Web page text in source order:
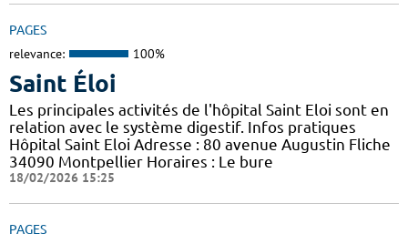
PAGES
relevance: 100%
Saint Éloi
Les principales activités de l'hôpital Saint Eloi sont en
relation avec le système digestif. Infos pratiques
Hôpital Saint Eloi Adresse : 80 avenue Augustin Fliche
34090 Montpellier Horaires : Le bure
18/02/2026 15:25
PAGES